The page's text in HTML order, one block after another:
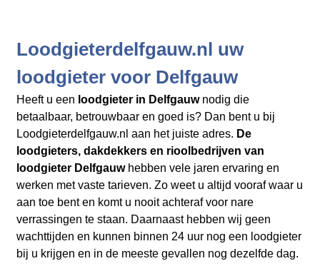
Loodgieterdelfgauw.nl uw
loodgieter voor Delfgauw
Heeft u een loodgieter in Delfgauwnodig die
betaalbaar, betrouwbaar en goed is? Dan bent u bij
Loodgieterdelfgauw.nl aan het juiste adres. De
loodgieters, dakdekkers en rioolbedrijven van
loodgieter Delfgauwhebben vele jaren ervaring en
werken met vaste tarieven. Zo weet u altijd vooraf waar u
aan toe bent en komt u nooit achteraf voor nare
verrassingen te staan. Daarnaast hebben wij geen
wachttijden en kunnen binnen 24 uur nog een loodgieter
bij u krijgen en in de meeste gevallen nog dezelfde dag.